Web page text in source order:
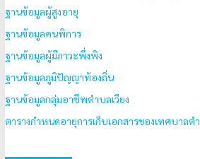
ฐานข้อมูลผู้สูงอายุ
ฐานข้อมูลคนพิการ
ฐานข้อมูลผู้มีภาวะพึ่งพิง
ฐานข้อมูลภูมิปัญญาท้องถิ่น
ฐานข้อมูลกลุ่มอาชีพตำบลเวียง
ตารางกำหนดอายุการเก็บเอกสารของเทศบาลต